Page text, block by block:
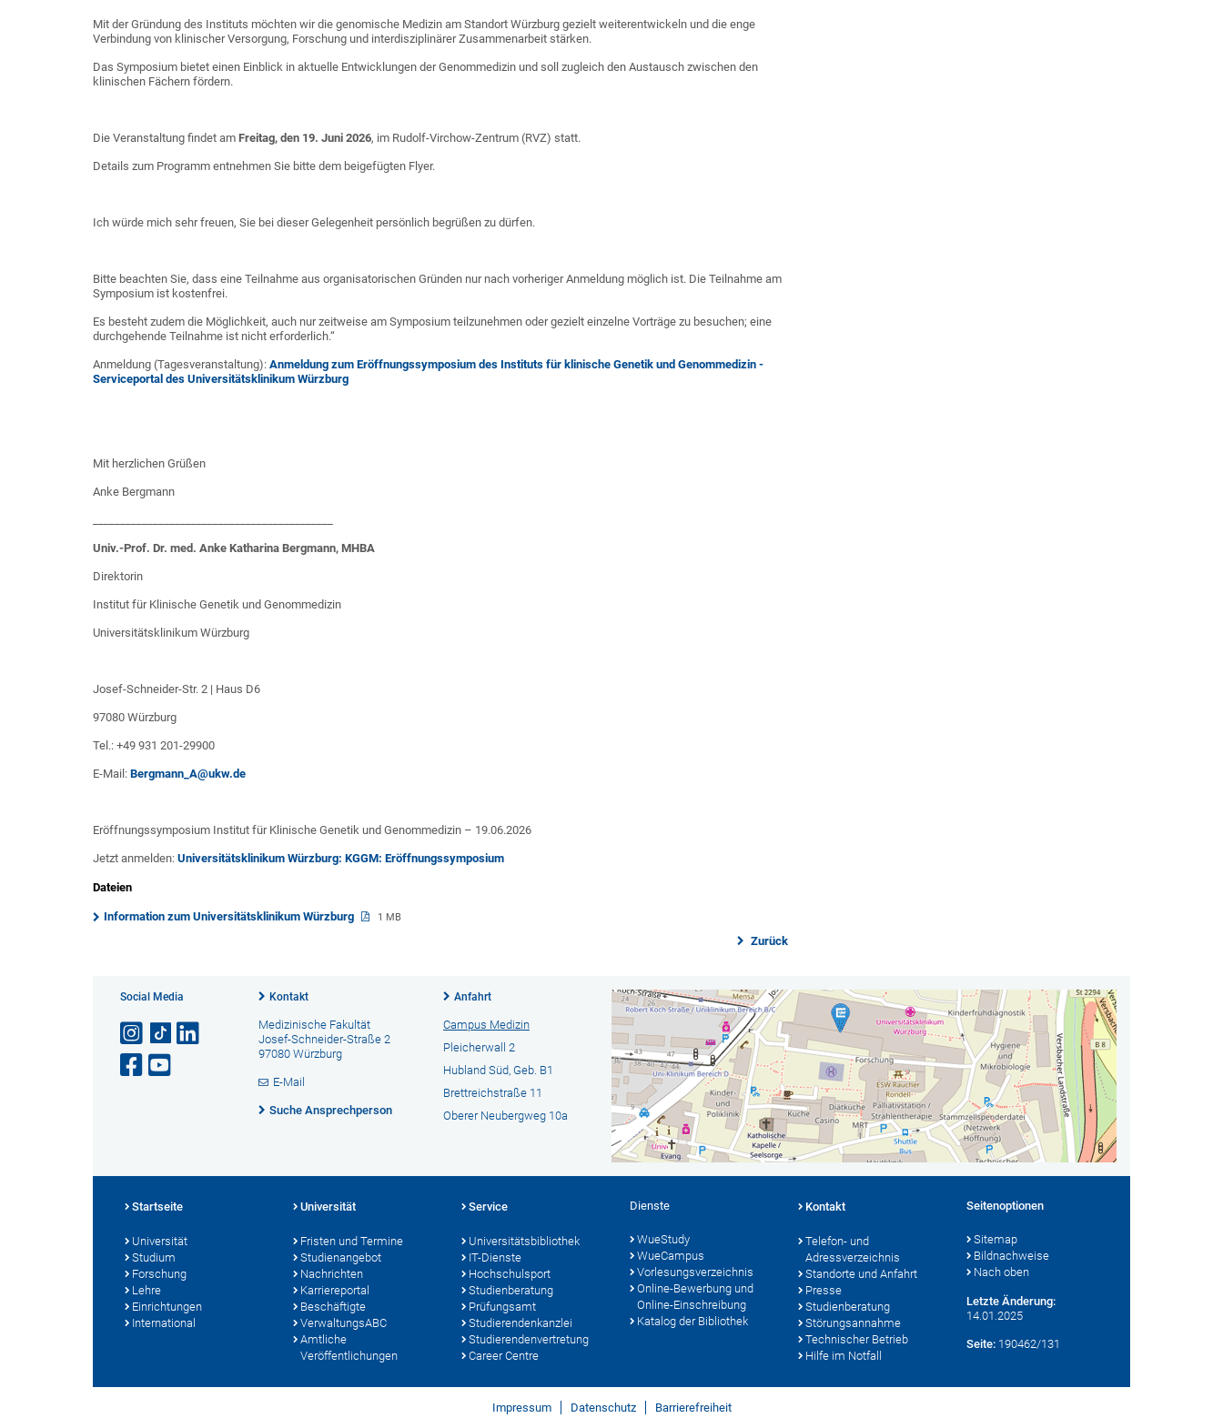
Mit der Gründung des Instituts möchten wir die genomische Medizin am Standort Würzburg gezielt weiterentwickeln und die enge
Verbindung von klinischer Versorgung, Forschung und interdisziplinärer Zusammenarbeit stärken.
Das Symposium bietet einen Einblick in aktuelle Entwicklungen der Genommedizin und soll zugleich den Austausch zwischen den
klinischen Fächern fördern.
Die Veranstaltung findet am Freitag, den 19. Juni 2026, im Rudolf-Virchow-Zentrum (RVZ) statt.
Details zum Programm entnehmen Sie bitte dem beigefügten Flyer.
Ich würde mich sehr freuen, Sie bei dieser Gelegenheit persönlich begrüßen zu dürfen.
Bitte beachten Sie, dass eine Teilnahme aus organisatorischen Gründen nur nach vorheriger Anmeldung möglich ist. Die Teilnahme am
Symposium ist kostenfrei.
Es besteht zudem die Möglichkeit, auch nur zeitweise am Symposium teilzunehmen oder gezielt einzelne Vorträge zu besuchen; eine
durchgehende Teilnahme ist nicht erforderlich.“
Anmeldung (Tagesveranstaltung): Anmeldung zum Eröffnungssymposium des Instituts für klinische Genetik und Genommedizin -
Serviceportal des Universitätsklinikum Würzburg
Mit herzlichen Grüßen
Anke Bergmann
Univ.-Prof. Dr. med. Anke Katharina Bergmann, MHBA
Direktorin
Institut für Klinische Genetik und Genommedizin
Universitätsklinikum Würzburg
Josef-Schneider-Str. 2 | Haus D6
97080 Würzburg
Tel.: +49 931 201-29900
E-Mail: Bergmann_A@ukw.de
Eröffnungssymposium Institut für Klinische Genetik und Genommedizin – 19.06.2026
Jetzt anmelden: Universitätsklinikum Würzburg: KGGM: Eröffnungssymposium
Dateien
Information zum Universitäts­klinikum Würzburg 1 MB
Zurück
Social Media Kontakt
Medizinische Fakultät
Josef-Schneider-Straße 2
97080 Würzburg
E-Mail
Suche Ansprechperson
Anfahrt
Campus Medizin
Pleicherwall 2
Hubland Süd, Geb. B1
Brettreichstraße 11
Oberer Neubergweg 10a
Startseite
Universität
Studium
Forschung
Lehre
Einrichtungen
International
Universität
Fristen und Termine
Studienangebot
Nachrichten
Karriereportal
Beschäftigte
VerwaltungsABC
Amtliche
Veröffentlichungen
Service
Universitätsbibliothek
IT-Dienste
Hochschulsport
Studienberatung
Prüfungsamt
Studierendenkanzlei
Studierendenvertretung
Career Centre
Dienste
WueStudy
WueCampus
Vorlesungsverzeichnis
Online-Bewerbung und
Online-Einschreibung
Katalog der Bibliothek
Kontakt
Telefon- und
Adressverzeichnis
Standorte und Anfahrt
Presse
Studienberatung
Störungsannahme
Technischer Betrieb
Hilfe im Notfall
Seitenoptionen
Sitemap
Bildnachweise
Nach oben
Letzte Änderung:
14.01.2025
Seite: 190462/131
Impressum Datenschutz Barrierefreiheit